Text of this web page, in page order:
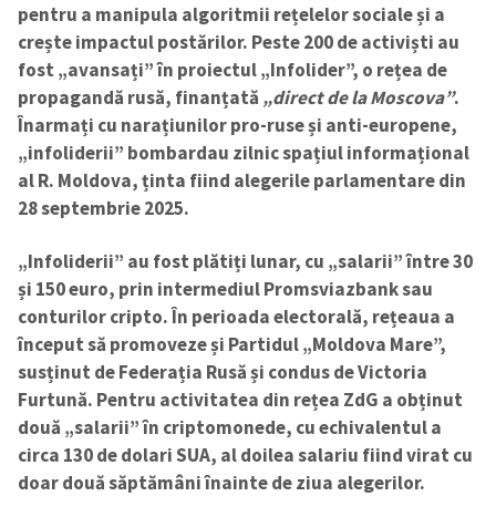
pentru a manipula algoritmii rețelelor sociale și a
crește impactul postărilor. Peste 200 de activiști au
fost „avansați” în proiectul „Infolider”, o rețea de
propagandă rusă, finanțată „direct de la Moscova”.
Înarmați cu narațiunilor pro-ruse și anti-europene,
„infoliderii” bombardau zilnic spațiul informațional
al R. Moldova, ținta fiind alegerile parlamentare din
28 septembrie 2025.
„Infoliderii” au fost plătiți lunar, cu „salarii” între 30
și 150 euro, prin intermediul Promsviazbank sau
conturilor cripto. În perioada electorală, rețeaua a
început să promoveze și Partidul „Moldova Mare”,
susținut de Federația Rusă și condus de Victoria
Furtună. Pentru activitatea din rețea ZdG a obținut
două „salarii” în criptomonede, cu echivalentul a
circa 130 de dolari SUA, al doilea salariu fiind virat cu
doar două săptămâni înainte de ziua alegerilor.